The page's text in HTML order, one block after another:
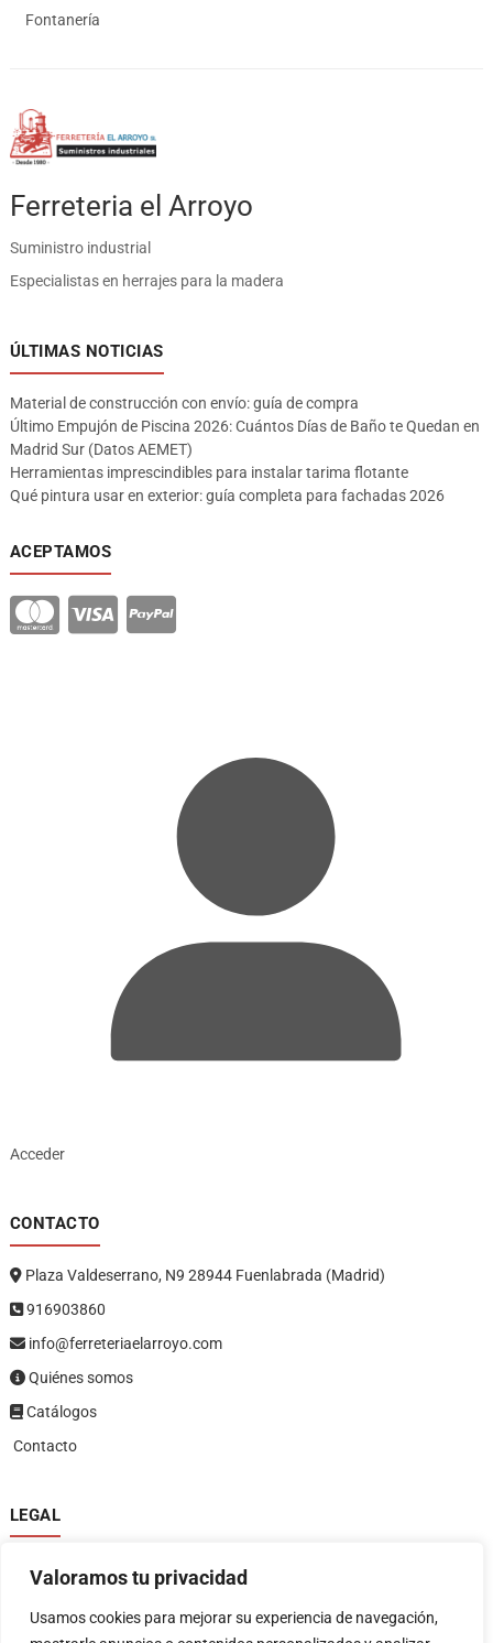
Valoramos tu privacidad
Usamos cookies para mejorar su experiencia de navegación,
Fontanería
Ferreteria el Arroyo
Suministro industrial
Especialistas en herrajes para la madera
ÚLTIMAS NOTICIAS
Material de construcción con envío: guía de compra
Último Empujón de Piscina 2026: Cuántos Días de Baño te Quedan en
Madrid Sur (Datos AEMET)
Herramientas imprescindibles para instalar tarima flotante
Qué pintura usar en exterior: guía completa para fachadas 2026
ACEPTAMOS
Acceder
CONTACTO
Plaza Valdeserrano, N9 28944 Fuenlabrada (Madrid)
916903860
info@ferreteriaelarroyo.com
Quiénes somos
Catálogos
Contacto
LEGAL
Política de privacidad
Política de devoluciones y reembolsos
Términos y condiciones